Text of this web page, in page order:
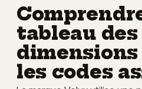
tableau des
les codes